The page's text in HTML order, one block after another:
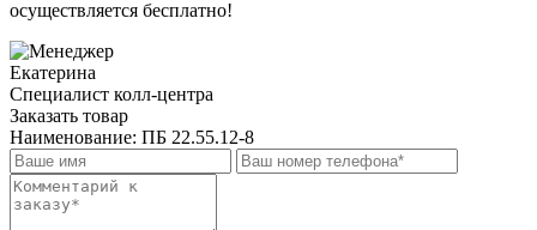
осуществляется бесплатно!
Екатерина
Специалист колл-центра
Заказать товар
Наименование: ПБ 22.55.12-8